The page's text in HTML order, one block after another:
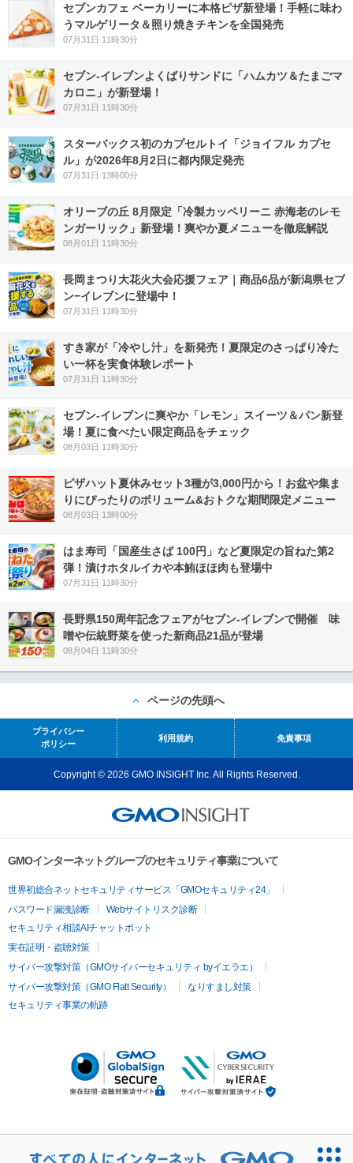
セブンカフェ ベーカリーに本格ピザ新登場！手軽に味わ
うマルゲリータ＆照り焼きチキンを全国発売
07月31日 11時30分
セブン‐イレブンよくばりサンドに「ハムカツ＆たまごマ
カロニ」が新登場！
07月31日 11時30分
スターバックス初のカプセルトイ「ジョイフル カプセ
ル」が2026年8月2日に都内限定発売
07月31日 13時00分
オリーブの丘 8月限定「冷製カッペリーニ 赤海老のレモ
ンガーリック」新登場！爽やか夏メニューを徹底解説
08月01日 11時30分
長岡まつり大花火大会応援フェア｜商品6品が新潟県セブ
ン−イレブンに登場中！
07月31日 11時30分
すき家が「冷やし汁」を新発売！夏限定のさっぱり冷た
い一杯を実食体験レポート
07月31日 11時30分
セブン‐イレブンに爽やか「レモン」スイーツ＆パン新登
場！夏に食べたい限定商品をチェック
08月03日 11時30分
ピザハット夏休みセット3種が3,000円から！お盆や集ま
りにぴったりのボリューム&おトクな期間限定メニュー
08月03日 13時00分
はま寿司「国産生さば 100円」など夏限定の旨ねた第2
弾！漬けホタルイカや本鮪ほほ肉も登場中
07月31日 11時30分
長野県150周年記念フェアがセブン-イレブンで開催 味
噌や伝統野菜を使った新商品21品が登場
08月04日 11時30分
ページの先頭へ
プライバシー
ポリシー
利用規約 免責事項
Copyright © 2026 GMO INSIGHT Inc. All Rights Reserved.
GMOインターネットグループのセキュリティ事業について
世界初総合ネットセキュリティサービス「GMOセキュリティ24」
パスワード漏洩診断
Webサイトリスク診断
セキュリティ相談AIチャットボット
実在証明・盗聴対策
サイバー攻撃対策（GMOサイバーセキュリティ byイエラエ）
サイバー攻撃対策（GMO Flatt Security）
なりすまし対策
セキュリティ事業の軌跡